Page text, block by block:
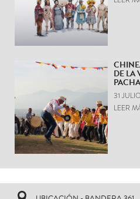
DE LA
31
LEER